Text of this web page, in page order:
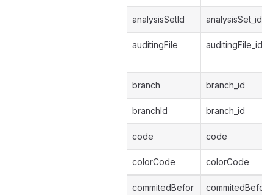
analysisSetId analysisSet_id
auditingFile auditingFile_id
branch branch_id
branchId branch_id
code code
colorCode colorCode
commitedBefor